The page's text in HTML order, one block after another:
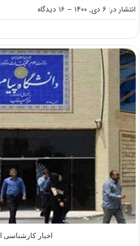
انتشار در: ۶ دی, ۱۴۰۰ -- ۱۶ دیدگاه
on
کارشناسی
بدون
کنکور
دانشگاه
شیراز
۱۴۰۲
اخبار